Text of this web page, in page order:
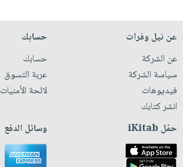
عن نيل وفرات
عن الشركة
سياسة الشركة
فيديوهات
انشر كتابك
حسابك
حسابك
عربة التسوق
لائحة الأمنيات
حمّل iKitab وسائل الدفع